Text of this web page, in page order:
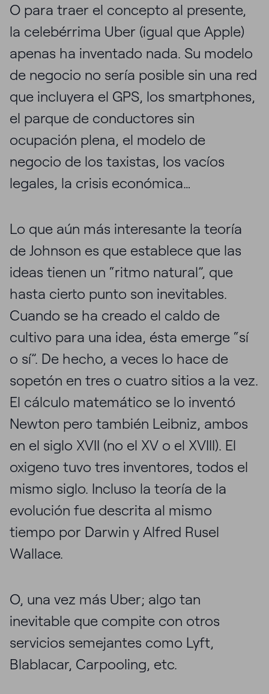
O para traer el concepto al presente,
la celebérrima Uber (igual que Apple)
apenas ha inventado nada. Su modelo
de negocio no sería posible sin una red
que incluyera el GPS, los smartphones,
el parque de conductores sin
ocupación plena, el modelo de
negocio de los taxistas, los vacíos
legales, la crisis económica…
Lo que aún más interesante la teoría
de Johnson es que establece que las
ideas tienen un “ritmo natural”, que
hasta cierto punto son inevitables.
Cuando se ha creado el caldo de
cultivo para una idea, ésta emerge “sí
o sí”. De hecho, a veces lo hace de
sopetón en tres o cuatro sitios a la vez.
El cálculo matemático se lo inventó
Newton pero también Leibniz, ambos
en el siglo XVII (no el XV o el XVIII). El
oxigeno tuvo tres inventores, todos el
mismo siglo. Incluso la teoría de la
evolución fue descrita al mismo
tiempo por Darwin y Alfred Rusel
Wallace.
O, una vez más Uber; algo tan
inevitable que compite con otros
servicios semejantes como Lyft,
Blablacar, Carpooling, etc.